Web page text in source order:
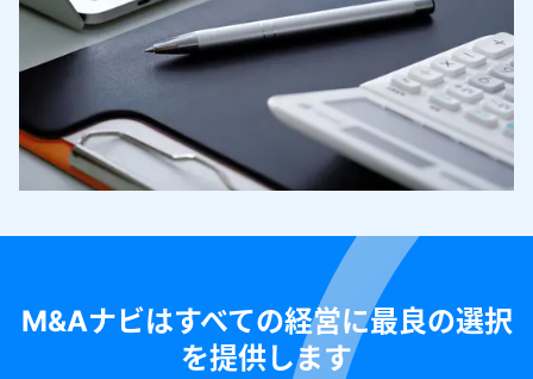
M&Aナビはすべての経営に最良の選択
を提供します